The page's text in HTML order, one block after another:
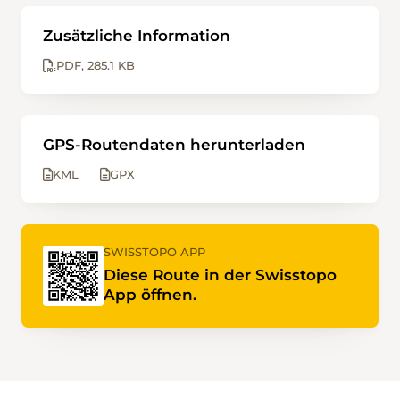
Zusätzliche Information
PDF 285.1 KB
GPS-Routendaten herunterladen
KML GPX
SWISSTOPO APP
Diese Route in der Swisstopo
App öffnen.